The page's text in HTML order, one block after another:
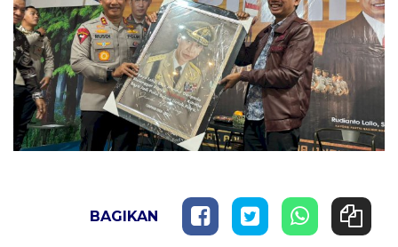
BAGIKAN